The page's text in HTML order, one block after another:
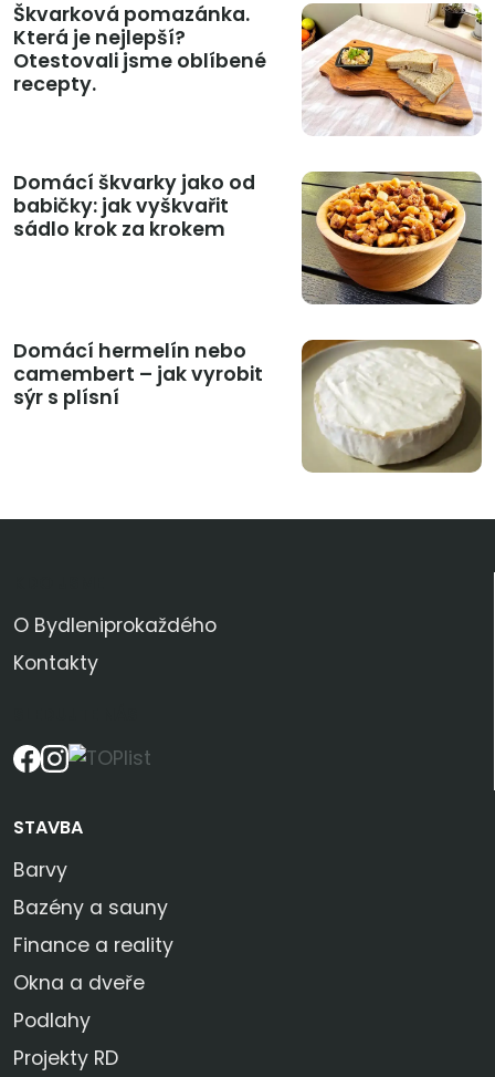
Škvarková pomazánka.
Která je nejlepší?
Otestovali jsme oblíbené
recepty.
Domácí škvarky jako od
babičky: jak vyškvařit
sádlo krok za krokem
Domácí hermelín nebo
camembert – jak vyrobit
sýr s plísní
O Bydleniprokaždého
Kontakty
STAVBA
Barvy
Bazény a sauny
Finance a reality
Okna a dveře
Podlahy
Projekty RD